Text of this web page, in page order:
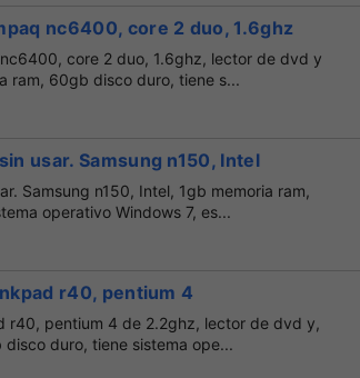
nc6400, core 2 duo, 1.6ghz
core 2 duo, 1.6ghz, lector de dvd y
ram, 60gb disco duro, tiene s...
usar. Samsung n150, Intel
Samsung n150, Intel, 1gb memoria ram,
operativo Windows 7, es...
r40, pentium 4
r40, pentium 4 de 2.2ghz, lector de dvd y,
duro, tiene sistema ope...